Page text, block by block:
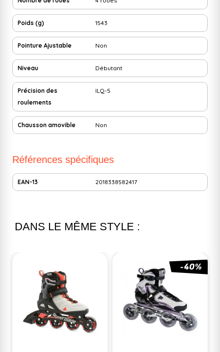
Poids (g) 1543
Pointure Ajustable Non
Niveau Débutant
Précision des
roulements
ILQ-5
Chausson amovible Non
Références spécifiques
EAN-13 2018338582417
DANS LE MÊME STYLE :
RUPTURE